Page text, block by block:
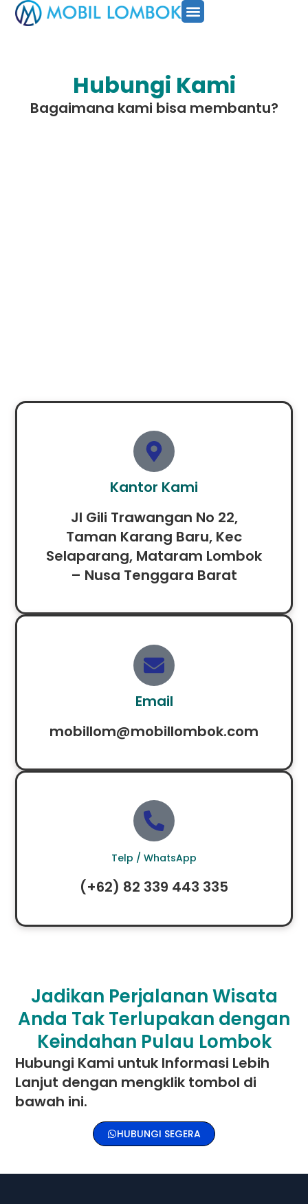
Hubungi Kami
Bagaimana kami bisa membantu?
Kantor Kami
Jl Gili Trawangan No 22,
Taman Karang Baru, Kec
Selaparang, Mataram Lombok
– Nusa Tenggara Barat
Email
mobillom@mobillombok.com
Telp / WhatsApp
(+62) 82 339 443 335
Jadikan Perjalanan Wisata
Anda Tak Terlupakan dengan
Keindahan Pulau Lombok
Hubungi Kami untuk Informasi Lebih
Lanjut dengan mengklik tombol di
bawah ini.
HUBUNGI SEGERA